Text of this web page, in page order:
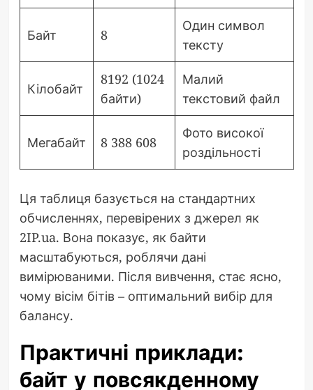
Байт 8
Один символ
тексту
Кілобайт
8192 (1024
байти)
Малий
текстовий файл
Мегабайт 8 388 608
Фото високої
роздільності
Ця таблиця базується на стандартних
обчисленнях, перевірених з джерел як
2IP.ua. Вона показує, як байти
масштабуються, роблячи дані
вимірюваними. Після вивчення, стає ясно,
чому вісім бітів – оптимальний вибір для
балансу.
Практичні приклади:
байт у повсякденному